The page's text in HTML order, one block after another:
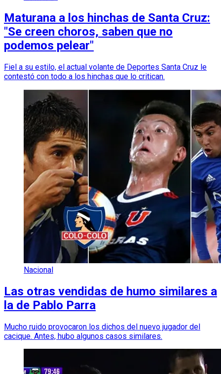
Maturana a los hinchas de Santa Cruz:
"Se creen choros, saben que no
podemos pelear"
Fiel a su estilo, el actual volante de Deportes Santa Cruz le
contestó con todo a los hinchas que lo critican.
Nacional
Las otras vendidas de humo similares a
la de Pablo Parra
Mucho ruido provocaron los dichos del nuevo jugador del
cacique. Antes, hubo algunos casos similares.